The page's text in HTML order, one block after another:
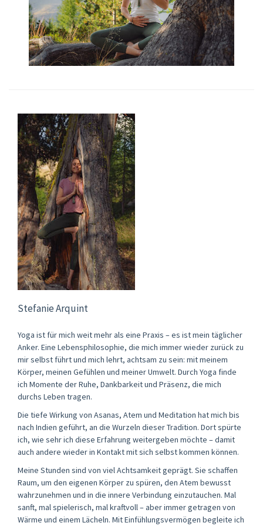
Stefanie Arquint
Yoga ist für mich weit mehr als eine Praxis – es ist mein täglicher
Anker. Eine Lebensphilosophie, die mich immer wieder zurück zu
mir selbst führt und mich lehrt, achtsam zu sein: mit meinem
Körper, meinen Gefühlen und meiner Umwelt. Durch Yoga finde
ich Momente der Ruhe, Dankbarkeit und Präsenz, die mich
durchs Leben tragen.
Die tiefe Wirkung von Asanas, Atem und Meditation hat mich bis
nach Indien geführt, an die Wurzeln dieser Tradition. Dort spürte
ich, wie sehr ich diese Erfahrung weitergeben möchte – damit
auch andere wieder in Kontakt mit sich selbst kommen können.
Meine Stunden sind von viel Achtsamkeit geprägt. Sie schaffen
Raum, um den eigenen Körper zu spüren, den Atem bewusst
wahrzunehmen und in die innere Verbindung einzutauchen. Mal
sanft, mal spielerisch, mal kraftvoll – aber immer getragen von
Wärme und einem Lächeln. Mit Einfühlungsvermögen begleite ich